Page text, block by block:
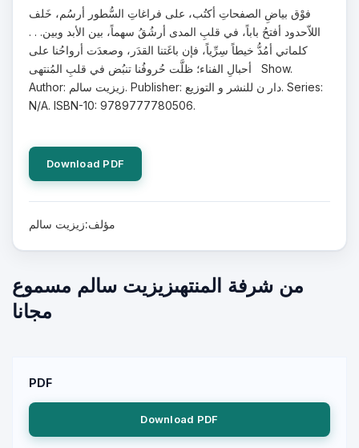
فوْق بياضِ الصفحاتِ أكتُب، على فراغاتِ السُّطور أرسُم، خَلف
اللاّحدود أفتحُ باباً، في قلبِ المدى أرشُقُ سهماً، بين الأبد وبين. . .
كلماتي أمُدُّ خيطاً سِرِّياً، فإن باغَتنا القدَر، وصعدَت أرواحُنا على
أحبالِ الفناء؛ ظلَّت حُروفُنا تنبُض في قلبِ المُنتهى Show.
Author: زيزيت سالم. Publisher: دار ن للنشر و التوزيع. Series:
N/A. ISBN-10: 9789777780506.
Download PDF
مؤلف:زيزيت سالم
من شرفة المنتهىزيزيت سالم مسموع
مجانا
PDF
Download PDF